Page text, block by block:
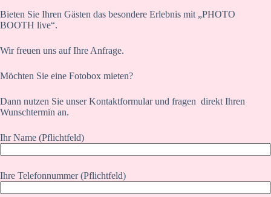
Bieten Sie Ihren Gästen das besondere Erlebnis mit „PHOTO
BOOTH live“.
Wir freuen uns auf Ihre Anfrage.
Möchten Sie eine Fotobox mieten?
Dann nutzen Sie unser Kontaktformular und fragen direkt Ihren
Wunschtermin an.
Ihr Name (Pflichtfeld)
Ihre Telefonnummer (Pflichtfeld)